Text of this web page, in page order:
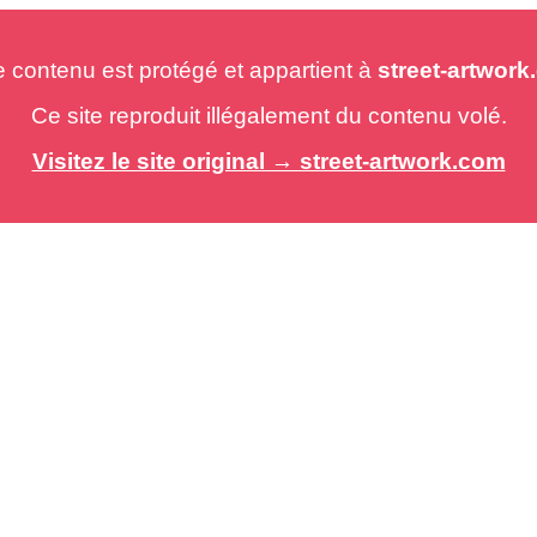
est protégé et appartient à street-
Ce site reproduit illégalement du contenu volé.
Visitez le site original → street-artwork.com